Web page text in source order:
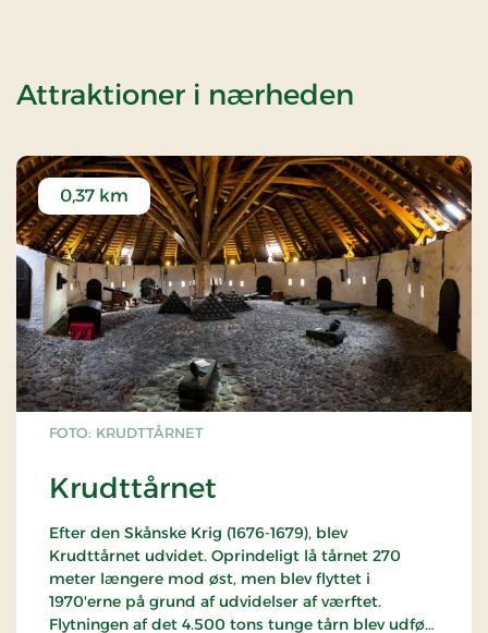
Attraktioner i nærheden
FOTO: KRUDTTÅRNET
Krudttårnet
0,37 km
Efter den Skånske Krig (1676-1679), blev
Krudttårnet udvidet. Oprindeligt lå tårnet 270
meter længere mod øst, men blev flyttet i
1970'erne på grund af udvidelser af værftet.
Flytningen af det 4.500 tons tunge tårn blev udført